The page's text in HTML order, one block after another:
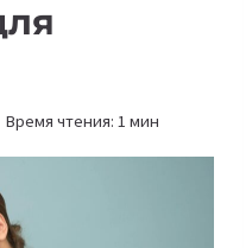
Время чтения: 1 мин